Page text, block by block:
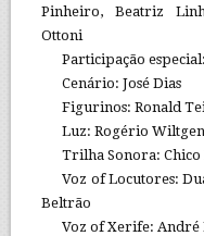
Pinheiro, Beatriz
Ottoni
Participação
Cenário: José Dias
Figurinos: Ronald
Luz: Rogério Wiltgen
Trilha Sonora:
Voz of Locutores:
Beltrão
Voz of Xerife: André